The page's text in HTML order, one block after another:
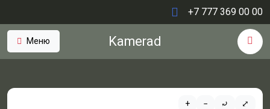
+7 777 369 00 00
Меню Kamerad
+ − ⤾ ⤢